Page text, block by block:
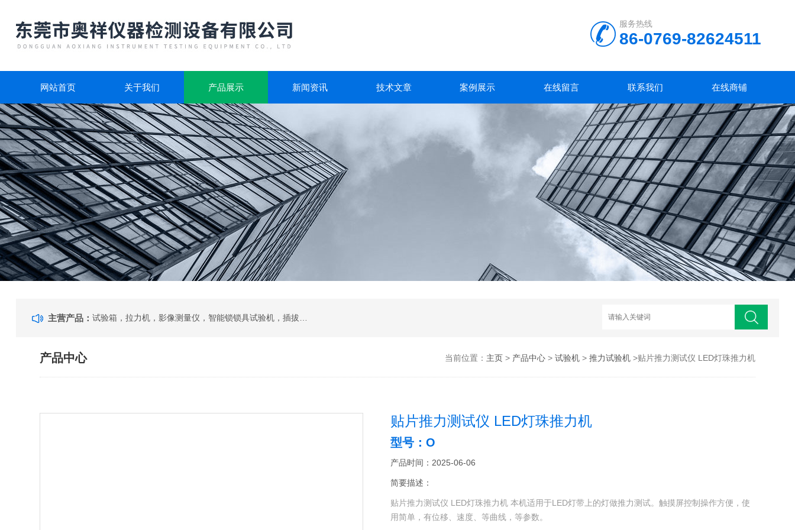
服务热线
86-0769-82624511
网站首页 关于我们 产品展示 新闻资讯 技术文章 案例展示 在线留言 联系我们 在线商铺
主营产品：
产品中心 当前位置： 主页> 产品中心> 试验机> 推力试验机>贴片推力测试仪 LED灯珠推力机
贴片推力测试仪 LED灯珠推力机
型号：O
产品时间：2025-06-06
简要描述：
贴片推力测试仪 LED灯珠推力机 本机适用于LED灯带上的灯做推力测试。触摸屏控制操作方便，使
用简单，有位移、速度、等曲线，等参数。